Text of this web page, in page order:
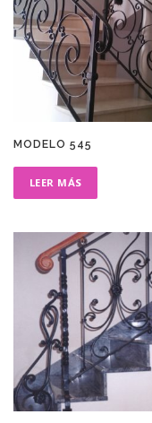
MODELO 545
LEER MÁS